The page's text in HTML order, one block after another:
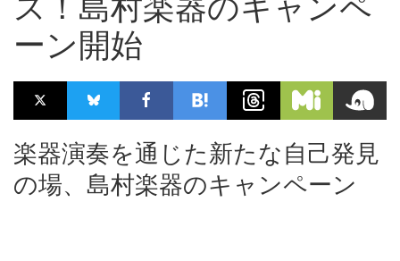
ーン開始
楽器演奏を通じた新たな自己発見
の場、島村楽器のキャンペーン